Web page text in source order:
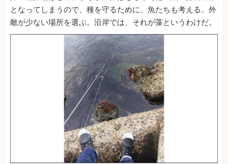
となってしまうので、種を守るために、魚たちも考える。外
敵が少ない場所を選ぶ。沿岸では、それが藻というわけだ。